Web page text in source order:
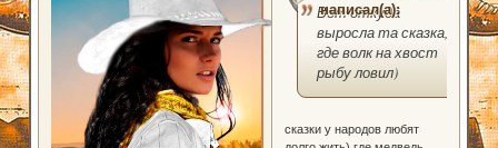
написал(а):
Вот откуда
выросла та сказка,
где волк на хвост
рыбу ловил)
сказки у народов любят